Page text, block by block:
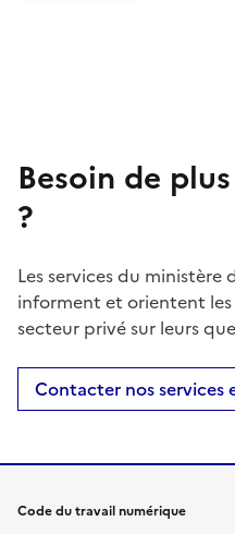
Besoin de
?
Les services du ministère
informent et orientent
secteur privé sur leurs
Contacter nos services
Code du travail numérique